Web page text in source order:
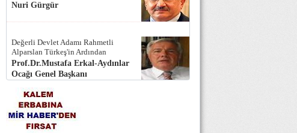
Nuri Gürgür
Değerli Devlet Adamı Rahmetli
Alparslan Türkeş'in Ardından
Prof.Dr.Mustafa Erkal-Aydınlar
Ocağı Genel Başkanı